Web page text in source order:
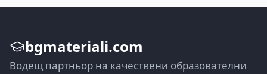
bgmateriali.com
Водещ партньор на качествени образователни